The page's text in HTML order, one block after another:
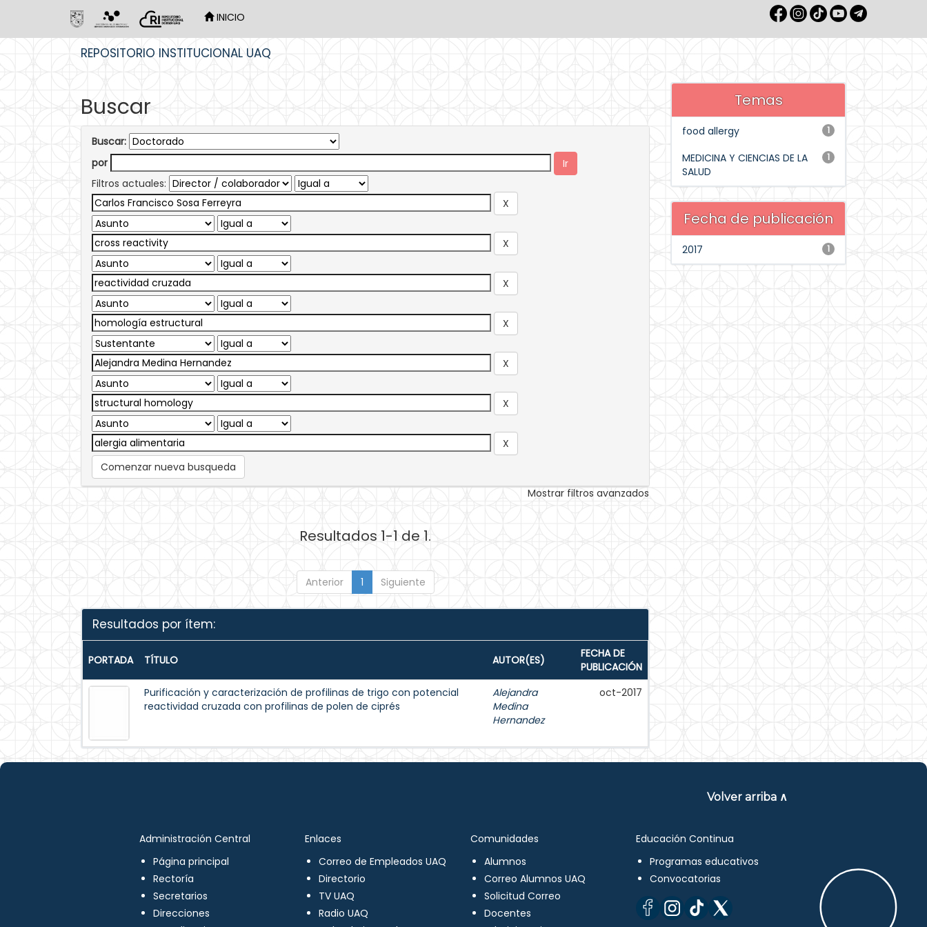
INICIO
REPOSITORIO INSTITUCIONAL UAQ
Buscar
Buscar:
por
Filtros actuales:
Comenzar nueva busqueda
Mostrar filtros avanzados
Resultados 1-1 de 1.
Anterior 1 Siguiente
Resultados por ítem:
PORTADA TÍTULO AUTOR(ES)
FECHA DE
PUBLICACIÓN
Purificación y caracterización de profilinas de trigo con potencial
reactividad cruzada con profilinas de polen de ciprés
Alejandra
Medina
Hernandez
oct-2017
Temas
1
food allergy
1
MEDICINA Y CIENCIAS DE LA
SALUD
Fecha de publicación
1
2017
Volver arriba ∧
Administración Central
Página principal
Rectoría
Secretarios
Direcciones
Enlaces
Correo de Empleados UAQ
Directorio
TV UAQ
Radio UAQ
Comunidades
Alumnos
Correo Alumnos UAQ
Solicitud Correo
Docentes
Educación Continua
Programas educativos
Convocatorias